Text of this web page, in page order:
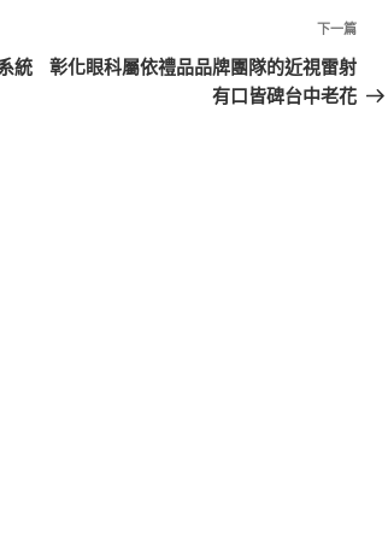
統
下
一
篇
下一篇
彰化眼科屬依禮品品牌團隊的近視雷射
有口皆碑台中老花